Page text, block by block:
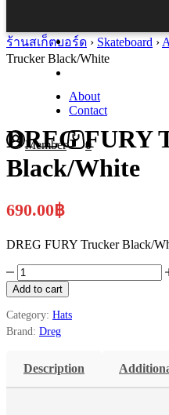
About
Contact
Member 0
ร้านสเก็ตบอร์ด › Skateboard ›
Trucker Black/White
DREG FURY
Black/White
690.00฿
DREG FURY Trucker Black/
DREG
FURY
Trucker
Black/White
quantity
Add to cart
Category: Hats
Brand: Dreg
Description